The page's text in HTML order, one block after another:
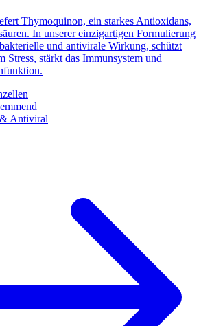
Thymoquinon, ein starkes Antioxidans,
In unserer einzigartigen Formulierung
und antivirale Wirkung, schützt
Stress, stärkt das Immunsystem und
Antiviral